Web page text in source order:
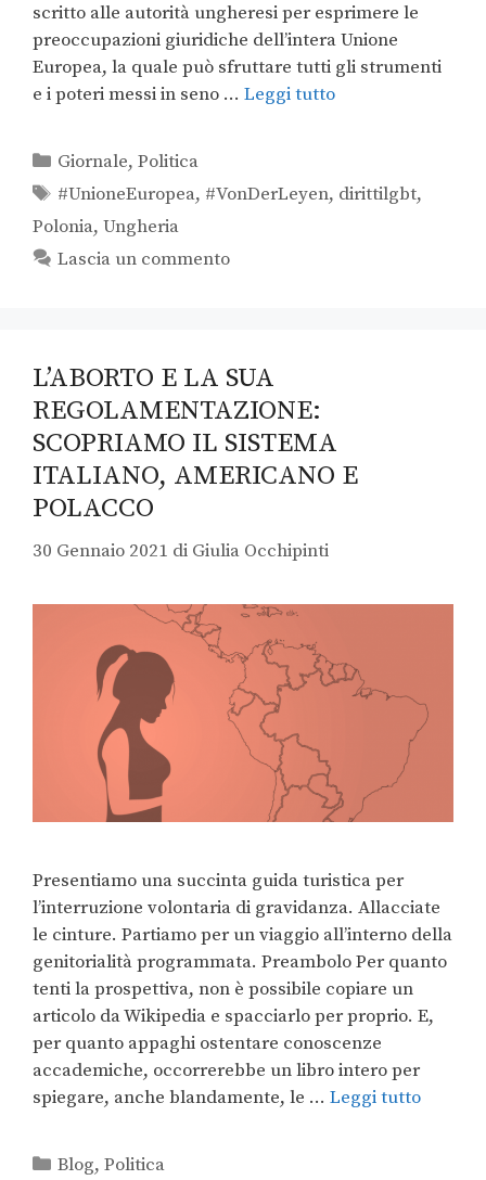
scritto alle autorità ungheresi per esprimere le
preoccupazioni giuridiche dell’intera Unione
Europea, la quale può sfruttare tutti gli strumenti
e i poteri messi in seno … Leggi tutto
Giornale,Politica
#UnioneEuropea, #VonDerLeyen, dirittilgbt,
Polonia, Ungheria
Lascia un commento
L’ABORTO E LA SUA
REGOLAMENTAZIONE:
SCOPRIAMO IL SISTEMA
ITALIANO, AMERICANO E
POLACCO
30 Gennaio 2021 di Giulia Occhipinti
Presentiamo una succinta guida turistica per
l’interruzione volontaria di gravidanza. Allacciate
le cinture. Partiamo per un viaggio all’interno della
genitorialità programmata. Preambolo Per quanto
tenti la prospettiva, non è possibile copiare un
articolo da Wikipedia e spacciarlo per proprio. E,
per quanto appaghi ostentare conoscenze
accademiche, occorrerebbe un libro intero per
spiegare, anche blandamente, le … Leggi tutto
Blog,Politica